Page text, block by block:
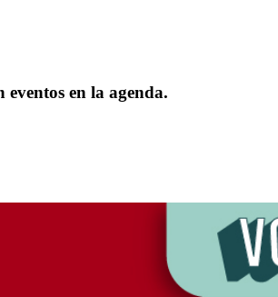
eventos en la agenda.